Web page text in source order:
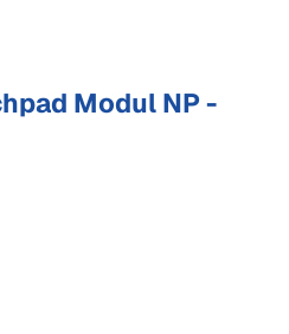
Modul NP -